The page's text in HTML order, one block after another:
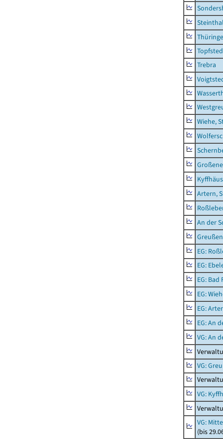
Trebra
Wiehe,
Artern,
An der
EG:
EG:
EG:
EG:
EG:
EG: An
VG: An
VG:
VG:
VG:
(bis